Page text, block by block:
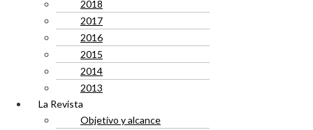
2018
2017
2016
2015
2014
2013
La Revista
Objetivo y alcance